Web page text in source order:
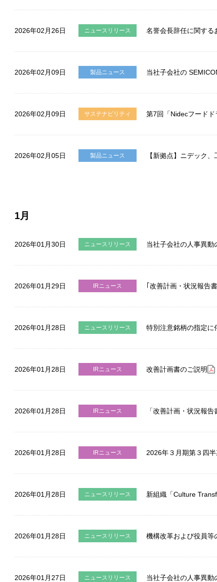
2026年02月26日 ニュースリリース 名誉会長辞任に関する
2026年02月09日 製品ニュース 当社子会社の
2026年02月09日 サステナビリティ 第7回「Nidecフード
2026年02月05日 製品ニュース 【新拠点】ニデック
1月
2026年01月30日 ニュースリリース 当社子会社の人事異動
2026年01月29日 IRニュース ｢改善計画・状況報告
2026年01月28日 ニュースリリース 特別注意銘柄の指定に
2026年01月28日 IRニュース 改善計画書のご説明
2026年01月28日 IRニュース 「改善計画・状況報
2026年01月28日 IRニュース 2026年３月期第３四
2026年01月28日 ニュースリリース 新組織「Culture
2026年01月28日 ニュースリリース 機構改革および役員等
2026年01月27日 ニュースリリース 当社子会社の人事異